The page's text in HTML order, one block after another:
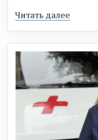
Читать далее